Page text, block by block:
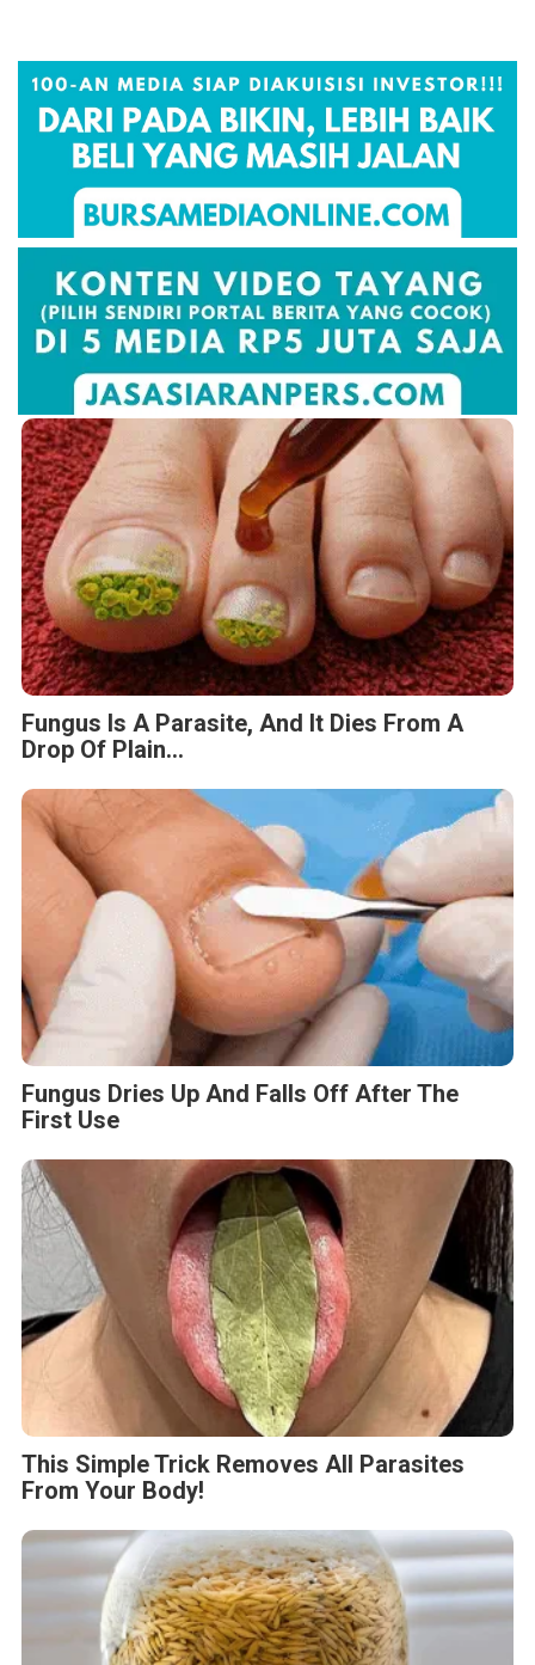
Fungus Is A Parasite, And It Dies From A
Drop Of Plain...
Fungus Dries Up And Falls Off After The
First Use
This Simple Trick Removes All Parasites
From Your Body!